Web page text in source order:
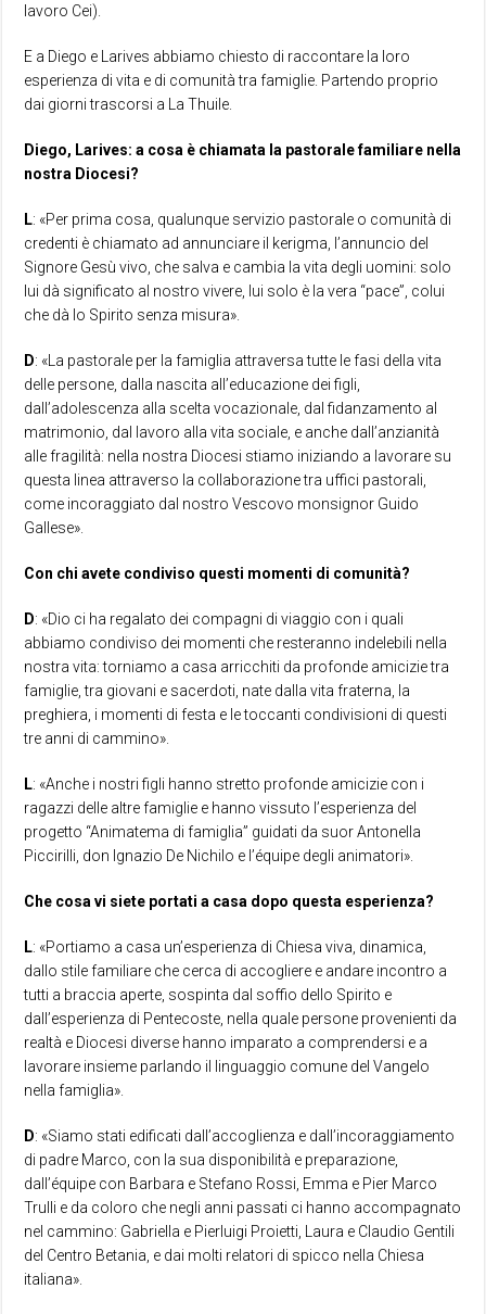
lavoro Cei).
E a Diego e Larives abbiamo chiesto di raccontare la loro
esperienza di vita e di comunità tra famiglie. Partendo proprio
dai giorni trascorsi a La Thuile.
Diego, Larives: a cosa è chiamata la pastorale familiare nella
nostra Diocesi?
L: «Per prima cosa, qualunque servizio pastorale o comunità di
credenti è chiamato ad annunciare il kerigma, l’annuncio del
Signore Gesù vivo, che salva e cambia la vita degli uomini: solo
lui dà significato al nostro vivere, lui solo è la vera “pace”, colui
che dà lo Spirito senza misura».
D: «La pastorale per la famiglia attraversa tutte le fasi della vita
delle persone, dalla nascita all’educazione dei figli,
dall’adolescenza alla scelta vocazionale, dal fidanzamento al
matrimonio, dal lavoro alla vita sociale, e anche dall’anzianità
alle fragilità: nella nostra Diocesi stiamo iniziando a lavorare su
questa linea attraverso la collaborazione tra uffici pastorali,
come incoraggiato dal nostro Vescovo monsignor Guido
Gallese».
Con chi avete condiviso questi momenti di comunità?
D: «Dio ci ha regalato dei compagni di viaggio con i quali
abbiamo condiviso dei momenti che resteranno indelebili nella
nostra vita: torniamo a casa arricchiti da profonde amicizie tra
famiglie, tra giovani e sacerdoti, nate dalla vita fraterna, la
preghiera, i momenti di festa e le toccanti condivisioni di questi
tre anni di cammino».
L: «Anche i nostri figli hanno stretto profonde amicizie con i
ragazzi delle altre famiglie e hanno vissuto l’esperienza del
progetto “Animatema di famiglia” guidati da suor Antonella
Piccirilli, don Ignazio De Nichilo e l’équipe degli animatori».
Che cosa vi siete portati a casa dopo questa esperienza?
L: «Portiamo a casa un’esperienza di Chiesa viva, dinamica,
dallo stile familiare che cerca di accogliere e andare incontro a
tutti a braccia aperte, sospinta dal soffio dello Spirito e
dall’esperienza di Pentecoste, nella quale persone provenienti da
realtà e Diocesi diverse hanno imparato a comprendersi e a
lavorare insieme parlando il linguaggio comune del Vangelo
nella famiglia».
D: «Siamo stati edificati dall’accoglienza e dall’incoraggiamento
di padre Marco, con la sua disponibilità e preparazione,
dall’équipe con Barbara e Stefano Rossi, Emma e Pier Marco
Trulli e da coloro che negli anni passati ci hanno accompagnato
nel cammino: Gabriella e Pierluigi Proietti, Laura e Claudio Gentili
del Centro Betania, e dai molti relatori di spicco nella Chiesa
italiana».